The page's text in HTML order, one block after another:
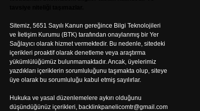
Sitemiz, 5651 Sayılı Kanun gereğince Bilgi Teknolojileri
ve İletişim Kurumu (BTK) tarafından onaylanmış bir Yer
Sağlayıcı olarak hizmet vermektedir. Bu nedenle, sitedeki
içerikleri proaktif olarak denetleme veya araştırma
yükümlülüğümüz bulunmamaktadır. Ancak, üyelerimiz
yazdıkları içeriklerin sorumluluğunu taşımakta olup, siteye
üye olarak bu sorumluluğu kabul etmiş sayılırlar.
Hukuka ve yasal düzenlemelere aykırı olduğunu
düşündüğünüz içerikleri, backlinkpanelicomtr@gmail.com